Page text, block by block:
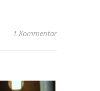
1 Kommentar